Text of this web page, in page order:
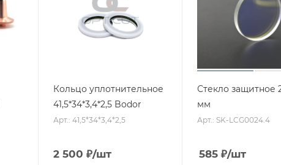
Кольцо уплотнительное
41,5*34*3,4*2,5 Bodor
Арт.: 41,5*34*3,4*2,5
2 500 ₽/шт
Стекло защитное
мм
Арт.: SK-LCG0024.4
585 ₽/шт